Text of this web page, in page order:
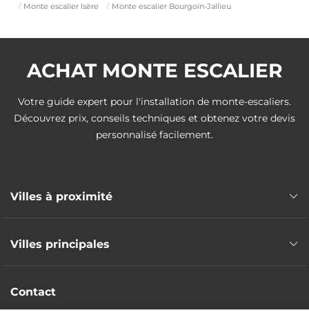
Monte escalier Isère
Monte escalier Bourgoin-Jallieu
ACHAT MONTE ESCALIER
Votre guide expert pour l'installation de monte-escaliers.
Découvrez prix, conseils techniques et obtenez votre devis
personnalisé facilement.
Villes à proximité
Monte escalier Saint-Savin
Villes principales
Monte escalier Saint-Martin-d'Hères
Monte escalier Échirolles
Contact